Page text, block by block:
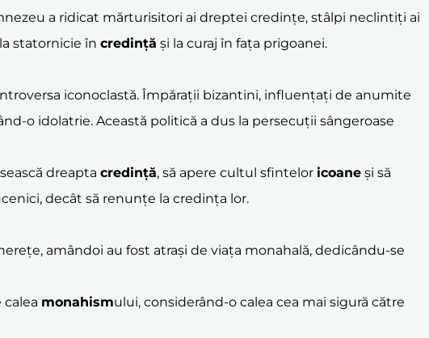
a ridicat mărturisitori ai dreptei credințe, stâlpi neclintiți ai
statornicie în credință și la curaj în fața prigoanei.
iconoclastă. Împărații bizantini, influențați de anumite
o idolatrie. Această politică a dus la persecuții sângeroase
dreapta credință, să apere cultul sfintelor icoane și să
decât să renunțe la credința lor.
amândoi au fost atrași de viața monahală, dedicându-se
monahismului, considerând-o calea cea mai sigură către